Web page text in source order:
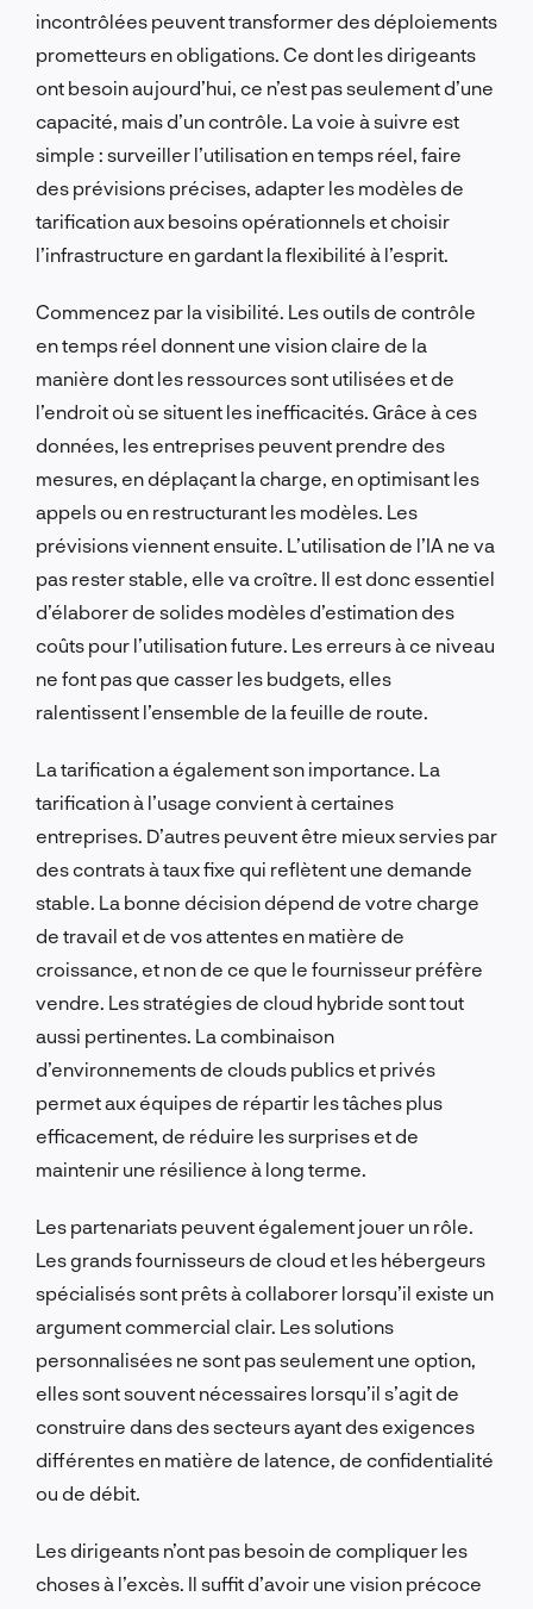
incontrôlées peuvent transformer des déploiements
prometteurs en obligations. Ce dont les dirigeants
ont besoin aujourd’hui, ce n’est pas seulement d’une
capacité, mais d’un contrôle. La voie à suivre est
simple : surveiller l’utilisation en temps réel, faire
des prévisions précises, adapter les modèles de
tarification aux besoins opérationnels et choisir
l’infrastructure en gardant la flexibilité à l’esprit.
Commencez par la visibilité. Les outils de contrôle
en temps réel donnent une vision claire de la
manière dont les ressources sont utilisées et de
l’endroit où se situent les inefficacités. Grâce à ces
données, les entreprises peuvent prendre des
mesures, en déplaçant la charge, en optimisant les
appels ou en restructurant les modèles. Les
prévisions viennent ensuite. L’utilisation de l’IA ne va
pas rester stable, elle va croître. Il est donc essentiel
d’élaborer de solides modèles d’estimation des
coûts pour l’utilisation future. Les erreurs à ce niveau
ne font pas que casser les budgets, elles
ralentissent l’ensemble de la feuille de route.
La tarification a également son importance. La
tarification à l’usage convient à certaines
entreprises. D’autres peuvent être mieux servies par
des contrats à taux fixe qui reflètent une demande
stable. La bonne décision dépend de votre charge
de travail et de vos attentes en matière de
croissance, et non de ce que le fournisseur préfère
vendre. Les stratégies de cloud hybride sont tout
aussi pertinentes. La combinaison
d’environnements de clouds publics et privés
permet aux équipes de répartir les tâches plus
efficacement, de réduire les surprises et de
maintenir une résilience à long terme.
Les partenariats peuvent également jouer un rôle.
Les grands fournisseurs de cloud et les hébergeurs
spécialisés sont prêts à collaborer lorsqu’il existe un
argument commercial clair. Les solutions
personnalisées ne sont pas seulement une option,
elles sont souvent nécessaires lorsqu’il s’agit de
construire dans des secteurs ayant des exigences
différentes en matière de latence, de confidentialité
ou de débit.
Les dirigeants n’ont pas besoin de compliquer les
choses à l’excès. Il suffit d’avoir une vision précoce